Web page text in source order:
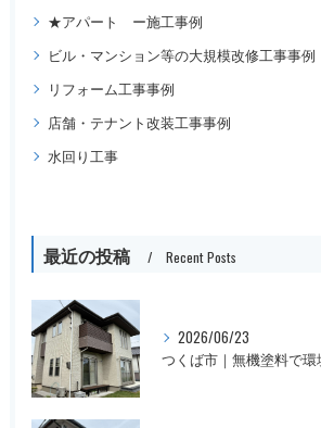
★アパート ー施工事例
ビル・マンション等の大規模改修工事事例
リフォーム工事事例
店舗・テナント改装工事事例
水回り工事
最近の投稿 Recent Posts
2026/06/23